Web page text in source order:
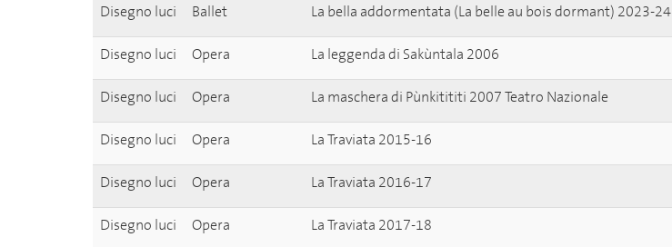
Disegno luci Ballet La bella addormentata (La belle au bois dormant) 2023-24
Disegno luci Opera La leggenda di Sakùntala 2006
Disegno luci Opera La maschera di Pùnkitititi 2007 Teatro Nazionale
Disegno luci Opera La Traviata 2015-16
Disegno luci Opera La Traviata 2016-17
Disegno luci Opera La Traviata 2017-18